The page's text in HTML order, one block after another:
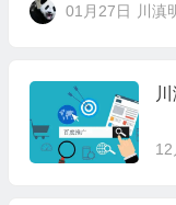
01月27日 川滇
12